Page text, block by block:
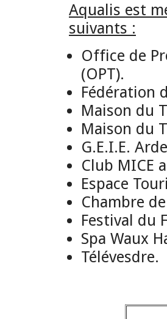
Aqualis est
suivants :
Office de
(OPT).
Fédération
Maison du
Maison du
G.E.I.E.
Club MICE
Espace
Chambre
Festival du
Spa Waux
Télévesdre.